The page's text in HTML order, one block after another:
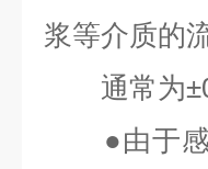
浆等介质的
通常为
●由于感